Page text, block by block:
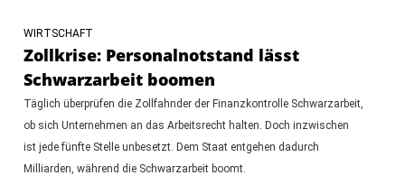
WIRTSCHAFT
Zollkrise: Personalnotstand lässt
Schwarzarbeit boomen
Täglich überprüfen die Zollfahnder der Finanzkontrolle Schwarzarbeit,
ob sich Unternehmen an das Arbeitsrecht halten. Doch inzwischen
ist jede fünfte Stelle unbesetzt. Dem Staat entgehen dadurch
Milliarden, während die Schwarzarbeit boomt.